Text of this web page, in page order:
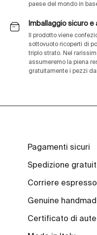
paese del mondo in
Imballaggio sicuro e
Il prodotto viene
sottovuoto ricoperti di
triplo strato. Nel
assumeremo la piena
gratuitamente i pezzi
Pagamenti sicuri
Spedizione
Corriere
Genuine
Certificato di